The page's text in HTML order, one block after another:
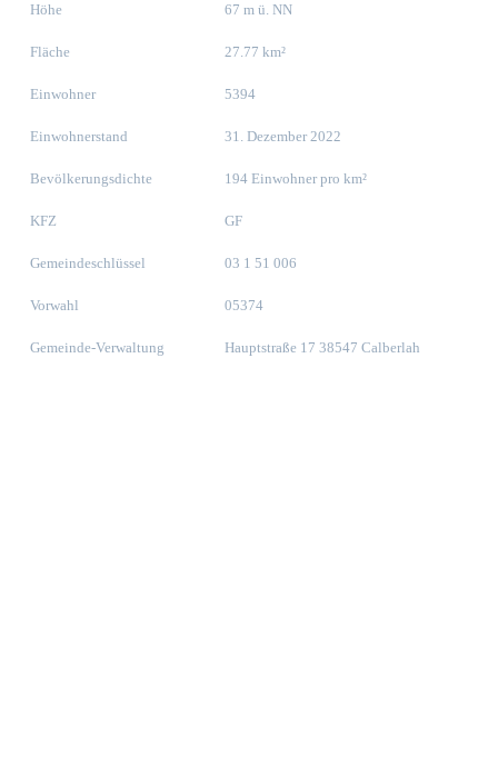
Höhe 67 m ü. NN
Fläche 27.77 km²
Einwohner 5394
Einwohnerstand 31. Dezember 2022
Bevölkerungsdichte 194 Einwohner pro km²
KFZ GF
Gemeindeschlüssel 03 1 51 006
Vorwahl 05374
Gemeinde-Verwaltung Hauptstraße 17 38547 Calberlah